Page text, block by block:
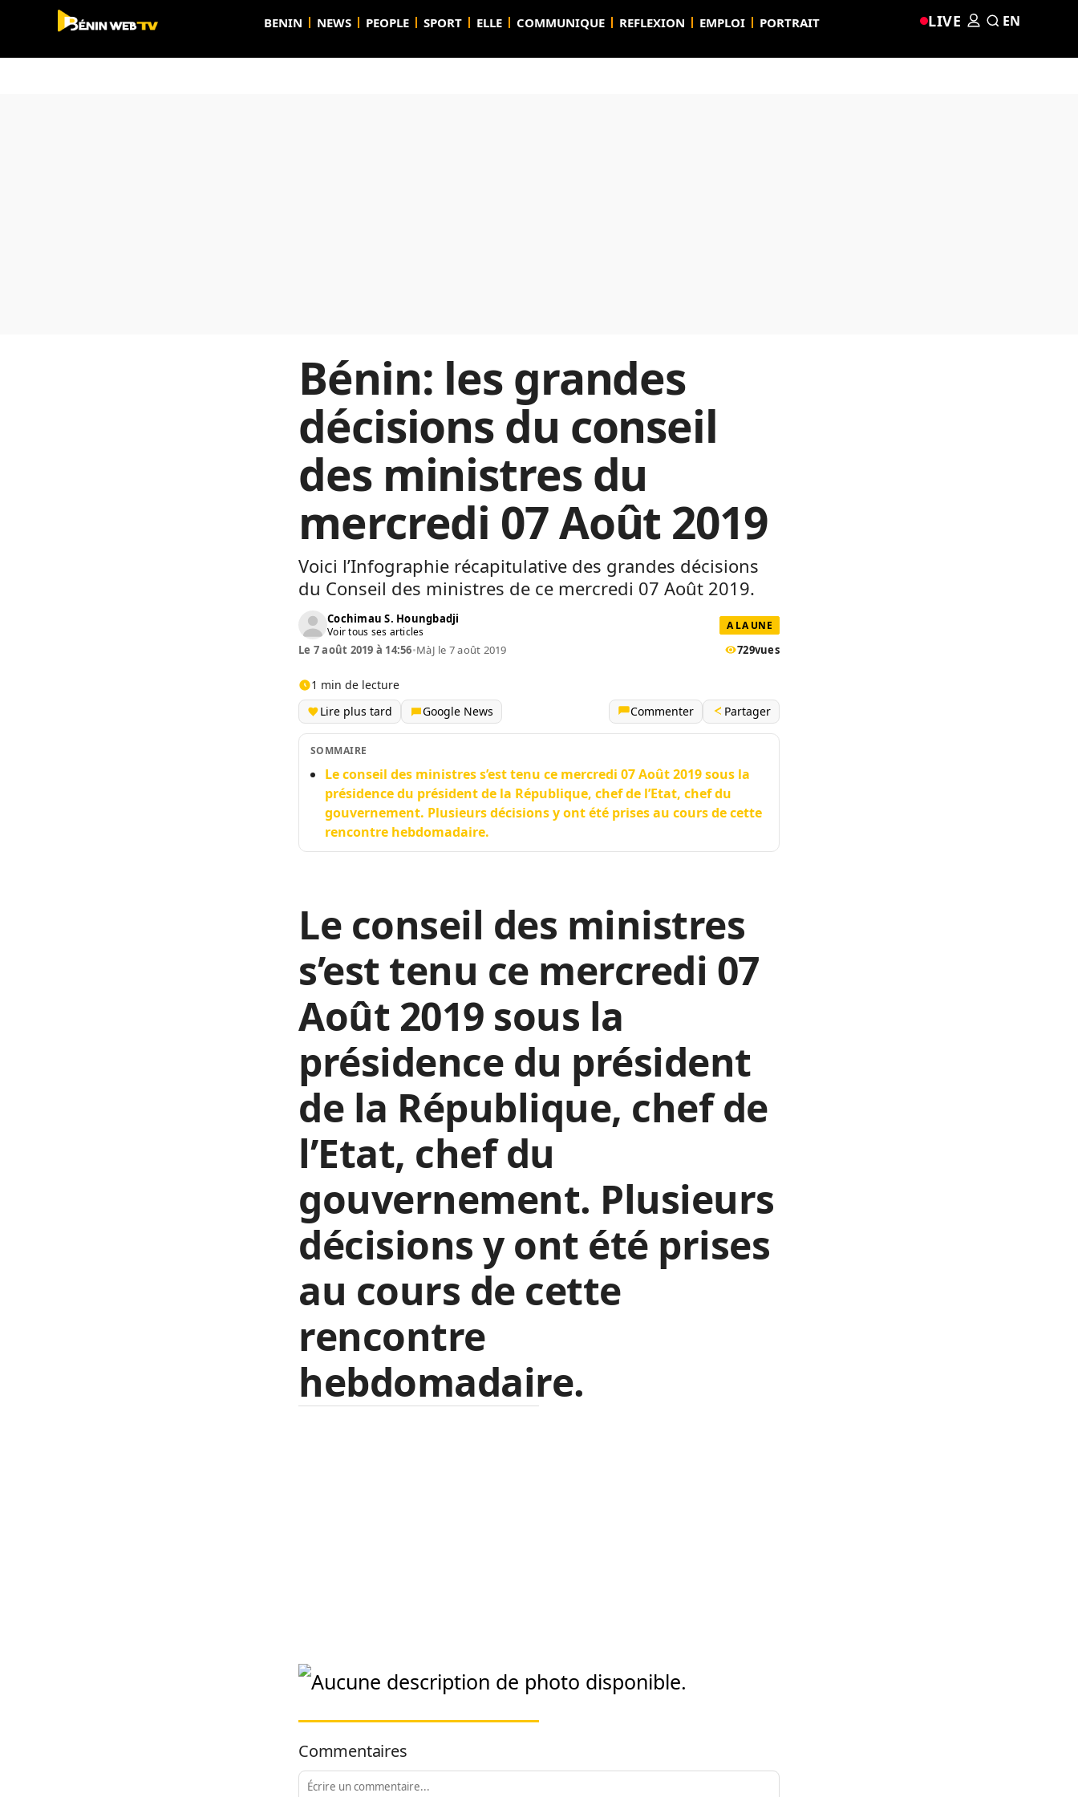
BENIN NEWS PEOPLE SPORT ELLE COMMUNIQUE REFLEXION EMPLOI PORTRAIT LIVE EN
Bénin: les grandes
décisions du conseil
des ministres du
mercredi 07 Août 2019
Voici l’Infographie récapitulative des grandes décisions
du Conseil des ministres de ce mercredi 07 Août 2019.
Cochimau S. Houngbadji
Voir tous ses articles A LA UNE
Le 7 août 2019 à 14:56•MàJ le 7 août 2019 729vues
1 min de lecture
Lire plus tard
Google News Commenter Partager
SOMMAIRE
Le conseil des ministres s’est tenu ce mercredi 07 Août 2019 sous la
présidence du président de la République, chef de l’Etat, chef du
gouvernement. Plusieurs décisions y ont été prises au cours de cette
rencontre hebdomadaire.
Le conseil des ministres
s’est tenu ce mercredi 07
Août 2019 sous la
présidence du président
de la République, chef de
l’Etat, chef du
gouvernement. Plusieurs
décisions y ont été prises
au cours de cette
rencontre
hebdomadaire.
Commentaires